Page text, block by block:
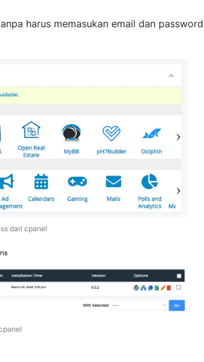
harus memasukan email dan password
dari cpanel